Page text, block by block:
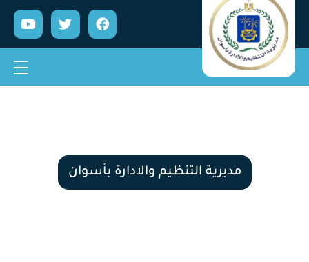
مديرية التنظيم والادارة بأسوان